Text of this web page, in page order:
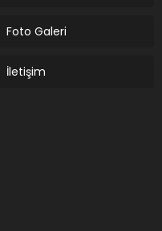
Foto Galeri
İletişim